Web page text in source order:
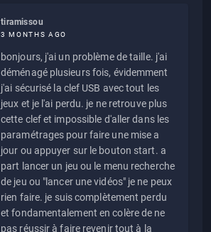
tiramissou
3 MONTHS AGO
bonjours, j'ai un problème de taille. j'ai
déménagé plusieurs fois, évidemment
j'ai sécurisé la clef USB avec tout les
jeux et je l'ai perdu. je ne retrouve plus
cette clef et impossible d'aller dans les
paramétrages pour faire une mise a
jour ou appuyer sur le bouton start. a
part lancer un jeu ou le menu recherche
de jeu ou "lancer une vidéos" je ne peux
rien faire. je suis complètement perdu
et fondamentalement en colère de ne
pas réussir à faire revenir tout à la